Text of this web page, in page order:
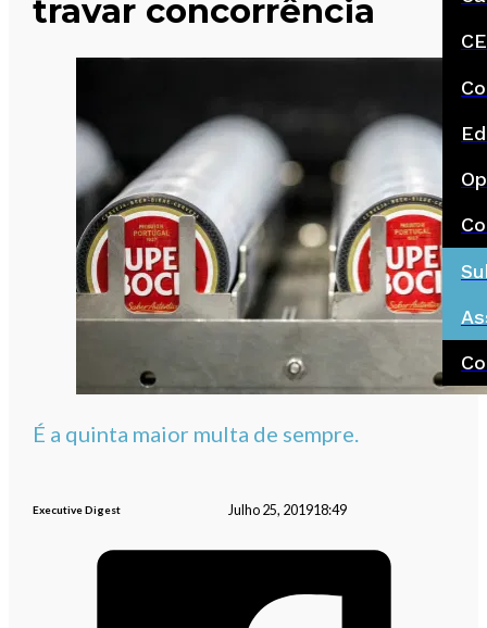
travar concorrência
É a quinta maior multa de sempre.
Executive Digest Julho 25, 201918:49